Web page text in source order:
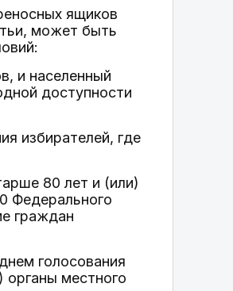
ящиков
может быть
и населенный
доступности
избирателей, где
80 лет и (или)
Федерального
граждан
голосования
органы местного